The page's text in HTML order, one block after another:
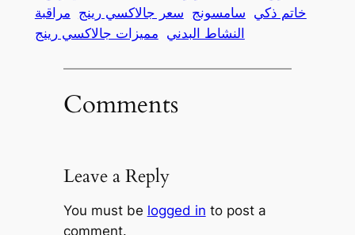
خاتم ذكي سامسونج سعر جالاكسي رينج مراقبة
النشاط البدني مميزات جالاكسي رينج
Comments
Leave a Reply
You must be logged in to post a
comment.